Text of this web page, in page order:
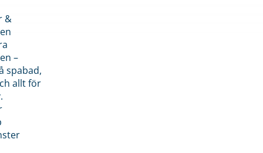
&
–
spabad,
allt för